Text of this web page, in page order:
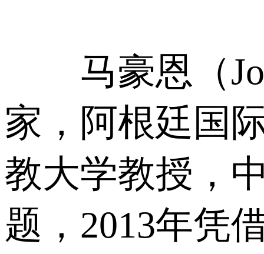
马豪恩（
家，阿根廷国
教大学教授，
题，2013年凭